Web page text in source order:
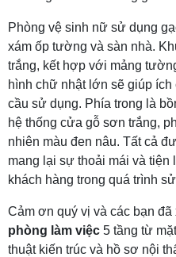
Phòng vệ sinh nữ sử dụng
xám ốp tường và sàn nhà.
trắng, kết hợp với mảng
hình chữ nhật lớn sẽ giúp ích
cầu sử dụng. Phía trong là
hệ thống cửa gỗ sơn trắng,
nhiên màu đen nâu. Tất cả
mang lại sự thoải mái và
khách hàng trong quá trình
Cảm ơn quý vị và các bạn đã
phòng làm việc 5 tầng từ
thuật kiến trúc và hồ sơ nội